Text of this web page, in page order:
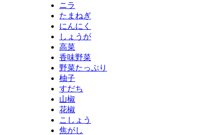
ニラ
たまねぎ
にんにく
しょうが
高菜
香味野菜
野菜たっぷり
柚子
すだち
山椒
花椒
こしょう
焦がし